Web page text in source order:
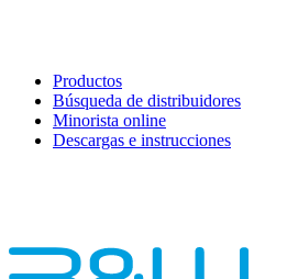
Productos
Búsqueda de distribuidores
Minorista online
Descargas e instrucciones